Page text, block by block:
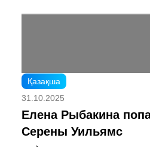
Қазақша
31.10.2025
Елена Рыбакина
Серены Уильямс